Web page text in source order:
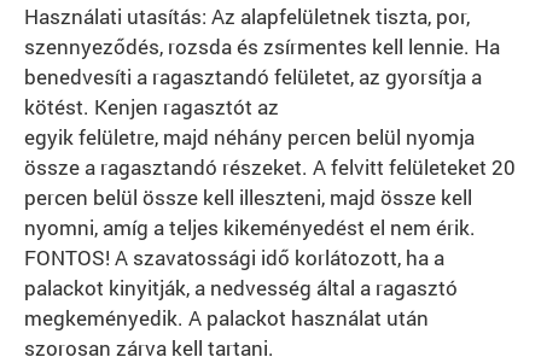
Használati utasítás: Az alapfelületnek tiszta, por,
szennyeződés, rozsda és zsírmentes kell lennie. Ha
benedvesíti a ragasztandó felületet, az gyorsítja a
kötést. Kenjen ragasztót az
egyik felületre, majd néhány percen belül nyomja
össze a ragasztandó részeket. A felvitt felületeket 20
percen belül össze kell illeszteni, majd össze kell
nyomni, amíg a teljes kikeményedést el nem érik.
FONTOS! A szavatossági idő korlátozott, ha a
palackot kinyitják, a nedvesség által a ragasztó
megkeményedik. A palackot használat után
szorosan zárva kell tartani.